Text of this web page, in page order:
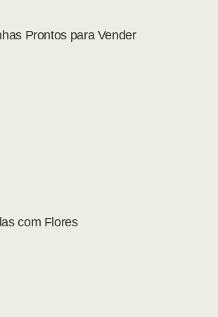
Prontos para Vender
com Flores